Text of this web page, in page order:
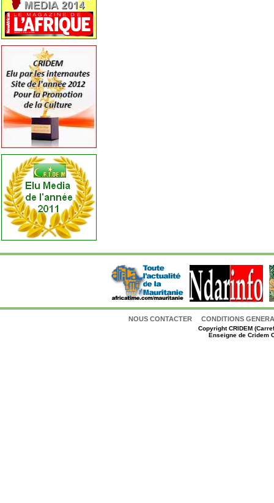
NOUS CONTACTER CONDITIONS
CopyrightCRIDEM
Enseigne de Cridem